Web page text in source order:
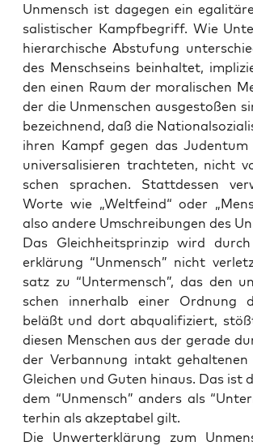
Unmensch ist dage­gen ein
sa­lis­ti­scher Kampf­be­griff. Wie
hier­ar­chi­sche Abstu­fung
des Mensch­seins beinhal­tet,
den einen Raum der mora­li­schen
der die Unmen­schen aus­ge­sto­ßen
bezeich­nend, daß die
ihren Kampf gegen das
uni­ver­sa­li­sie­ren trach­te­ten, nicht
schen spra­chen. Statt­des­sen
Wor­te wie „Welt­feind“ oder
also ande­re Umschrei­bun­gen des
Das Gleich­heits­prin­zip wird
erklä­rung “Unmensch” nicht
satz zu “Unter­mensch”, das den
schen inner­halb einer Ord­nung
beläßt und dort abqua­li­fi­ziert, stößt
die­sen Men­schen aus der gera­de
der Ver­ban­nung intakt
Glei­chen und Guten hin­aus. Das ist
dem “Unmensch” anders als
ter­hin als akzep­ta­bel gilt.
Die Unwert­erklä­rung zum